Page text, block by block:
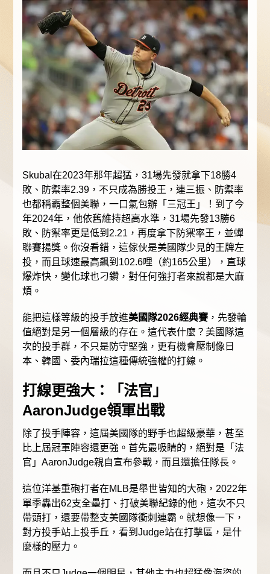
Skubal在2023年那年超猛，31場先發就拿下18勝4
敗、防禦率2.39，不只成為勝投王，連三振、防禦率
也都稱霸整個美聯，一口氣包辦「三冠王」！到了今
年2024年，他依舊維持超高水準，31場先發13勝6
敗、防禦率更是低到2.21，再度拿下防禦率王，並蟬
聯賽揚獎。你沒看錯，這傢伙是美國隊少見的王牌左
投，而且球速最高飆到102.6哩（約165公里），直球
爆炸快，變化球也刁鑽，對任何強打者來說都是大麻
煩。
能把這樣等級的投手放進美國隊2026經典賽 ，先發輪
值絕對是另一個層級的存在。這代表什麼？美國隊這
次的投手群，不只是防守堅強，更有機會壓制像日
本、韓國、委內瑞拉這種傳統強權的打線。
打線更強大：「法官」
AaronJudge領軍出戰
除了投手陣容，這屆美國隊的野手也超級豪華，甚至
比上屆冠軍陣容還更強。首先最吸睛的，絕對是「法
官」AaronJudge親自宣布參戰，而且還擔任隊長。
這位洋基重砲打者在MLB是舉世皆知的大砲，2022年
單季轟出62支全壘打、打破美聯紀錄的他，這次不只
帶頭打，還要帶整支美國隊衝刺連霸。就想像一下，
對方投手站上投手丘，看到Judge站在打擊區，是什
麼樣的壓力。